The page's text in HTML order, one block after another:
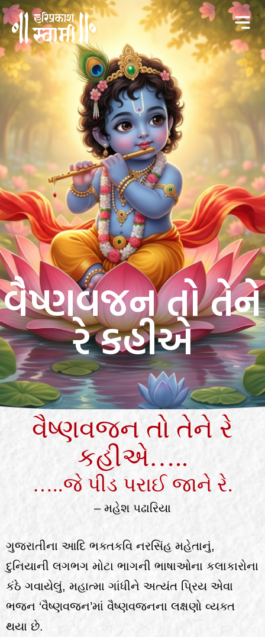
વૈષ્ણવજન તો તેને
રે કહીએ
વૈષ્ણવજન તો તેને રે
કહીએ…..
…..જે પીડ પરાઈ જાને રે.
– મહેશ પઢારિયા
ગુજરાતીના આદિ ભક્તકવિ નરસિંહ મહેતાનું,
દુનિયાની લગભગ મોટા ભાગની ભાષાઓના કલાકારોના
કંઠે ગવાયેલું, મહાત્મા ગાંધીને અત્યંત પ્રિય એવા
ભજન ‘વૈષ્ણવજન’માં વૈષ્ણવજનના લક્ષણો વ્યક્ત
થયા છે.